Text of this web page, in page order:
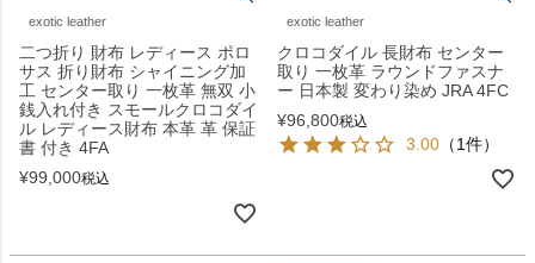
exotic leather
二つ折り 財布 レディース ポロ
サス 折り財布 シャイニング加
工 センター取り 一枚革 無双 小
銭入れ付き スモールクロコダイ
ル レディース財布 本革 革 保証
書 付き 4FA
¥99,000税込
exotic leather
クロコダイル 長財布 センター
取り 一枚革 ラウンドファスナ
ー 日本製 変わり染め JRA 4FC
¥96,800税込
3.00 （1件）